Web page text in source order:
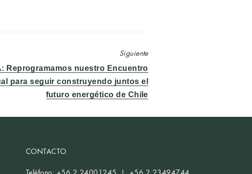
Siguiente
Reprogramamos nuestro Encuentro
para seguir construyendo juntos el
futuro energético de Chile
CONTACTO